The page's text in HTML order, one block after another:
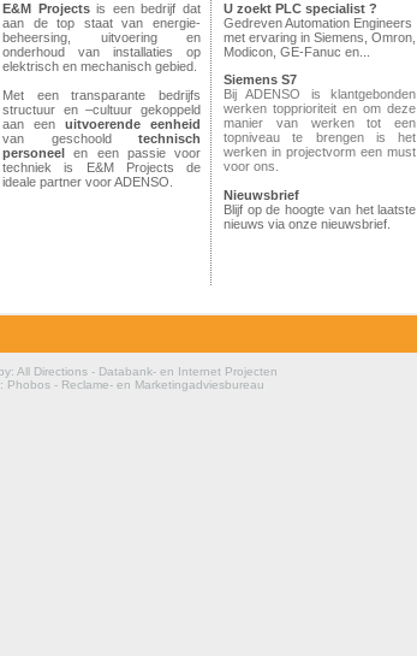
E&M Projectsis een bedrijf dat
aan de top staat van energie-
beheersing, uitvoering en
onderhoud van installaties op
elektrisch en mechanisch gebied.
Met een transparante bedrijfs
structuur en –cultuur gekoppeld
aan een uitvoerende
eenheid
van geschoold technisch
personeel en een passie voor
techniek is E&M Projects de
ideale partner voor ADENSO.
U zoekt PLC specialist ?
Gedreven Automation Engineers
met ervaring in Siemens, Omron,
Modicon, GE-Fanuc en...
Siemens S7
Bij ADENSO is klantgebonden
werken topprioriteit en om deze
manier van werken tot een
topniveau te brengen is het
werken in projectvorm een must
voor ons.
Nieuwsbrief
Blijf op de hoogte van het laatste
nieuws via onze nieuwsbrief.
All Directions - Databank- en Internet Projecten
Phobos - Reclame- en Marketingadviesbureau